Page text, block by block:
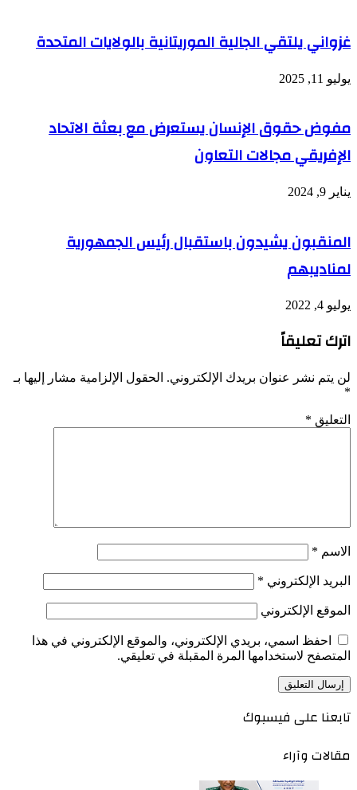
غزواني يلتقي الجالية الموريتانية بالولايات المتحدة
يوليو 11, 2025
مفوض حقوق الإنسان يستعرض مع بعثة الاتحاد
الإفريقي مجالات التعاون
يناير 9, 2024
المنقبون يشيدون باستقبال رئيس الجمهورية
لمناديبهم
يوليو 4, 2022
اترك تعليقاً
لن يتم نشر عنوان بريدك الإلكتروني. الحقول الإلزامية مشار إليها بـ
*
التعليق *
الاسم *
البريد الإلكتروني *
الموقع الإلكتروني
احفظ اسمي، بريدي الإلكتروني، والموقع الإلكتروني في هذا
المتصفح لاستخدامها المرة المقبلة في تعليقي.
تابعنا على فيسبوك
مقالات وآراء